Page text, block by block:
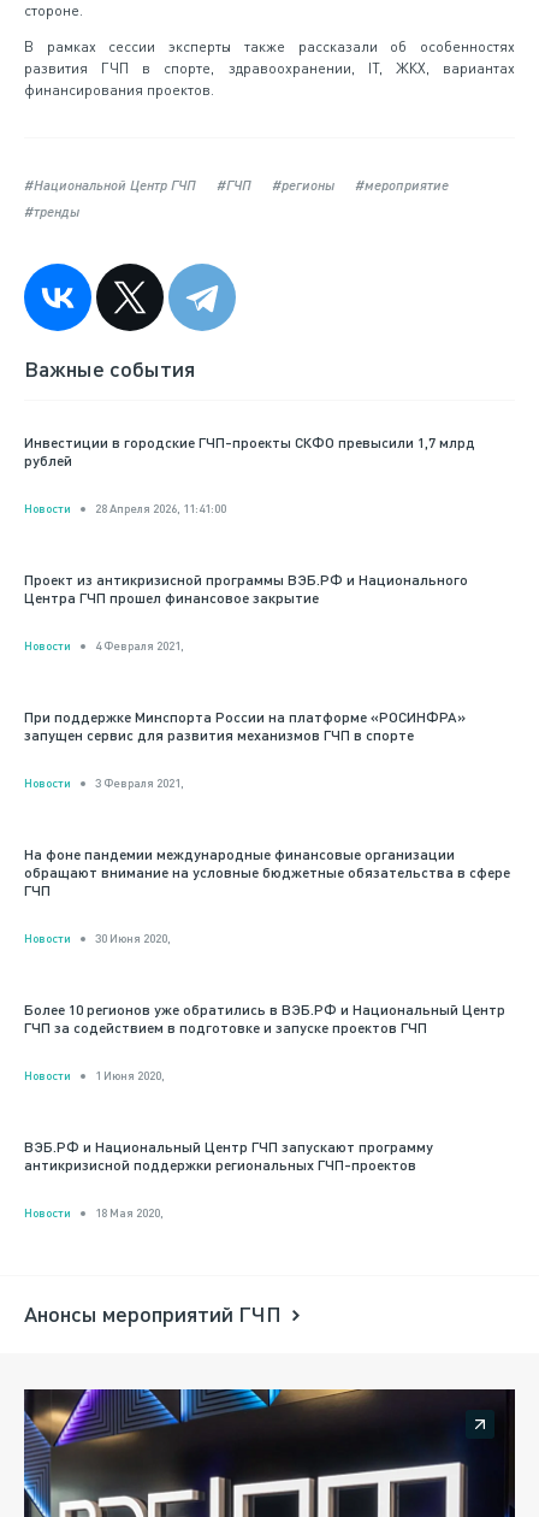
стороне.
В рамках сессии эксперты также рассказали об особенностях
развития ГЧП в спорте, здравоохранении, IT, ЖКХ, вариантах
финансирования проектов.
#Национальной Центр ГЧП #ГЧП #регионы
#мероприятие
#тренды
Важные события
Инвестиции в городские ГЧП-проекты СКФО превысили 1,7 млрд
рублей
Новости 28 Апреля 2026, 11:41:00
Проект из антикризисной программы ВЭБ.РФ и Национального
Центра ГЧП прошел финансовое закрытие
Новости 4 Февраля 2021,
При поддержке Минспорта России на платформе «РОСИНФРА»
запущен сервис для развития механизмов ГЧП в спорте
Новости 3 Февраля 2021,
На фоне пандемии международные финансовые организации
обращают внимание на условные бюджетные обязательства в сфере
ГЧП
Новости 30 Июня 2020,
Более 10 регионов уже обратились в ВЭБ.РФ и Национальный Центр
ГЧП за содействием в подготовке и запуске проектов ГЧП
Новости 1 Июня 2020,
ВЭБ.РФ и Национальный Центр ГЧП запускают программу
антикризисной поддержки региональных ГЧП-проектов
Новости 18 Мая 2020,
Анонсы мероприятий ГЧП